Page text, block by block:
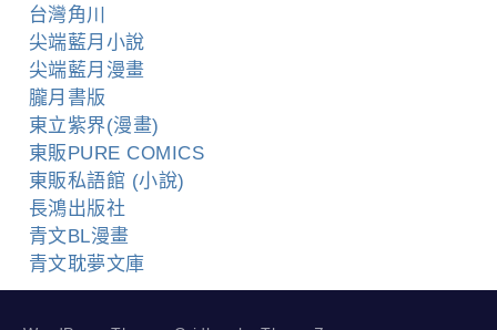
台灣角川
尖端藍月小說
尖端藍月漫畫
朧月書版
東立紫界(漫畫)
東販PURE COMICS
東販私語館 (小說)
長鴻出版社
青文BL漫畫
青文耽夢文庫